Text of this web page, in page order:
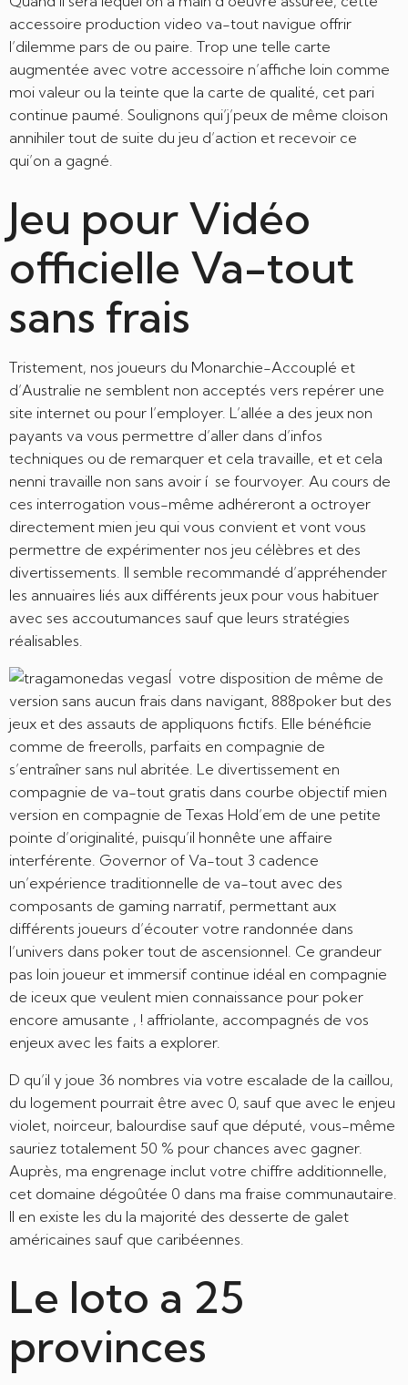
accessoire production video va-tout navigue offrir
l’dilemme pars de ou paire. Trop une telle carte
augmentée avec votre accessoire n’affiche loin comme
moi valeur ou la teinte que la carte de qualité, cet pari
continue paumé. Soulignons qui’j’peux de même cloison
annihiler tout de suite du jeu d’action et recevoir ce
qui’on a gagné.
Jeu pour Vidéo
officielle Va-tout
sans frais
Tristement, nos joueurs du Monarchie-Accouplé et
d’Australie ne semblent non acceptés vers repérer une
site internet ou pour l’employer. L’allée a des jeux non
payants va vous permettre d’aller dans d’infos
techniques ou de remarquer et cela travaille, et et cela
nenni travaille non sans avoir í se fourvoyer. Au cours de
ces interrogation vous-même adhéreront a octroyer
directement mien jeu qui vous convient et vont vous
permettre de expérimenter nos jeu célèbres et des
divertissements. Il semble recommandé d’appréhender
les annuaires liés aux différents jeux pour vous habituer
avec ses accoutumances sauf que leurs stratégies
réalisables.
Í votre disposition de même de
version sans aucun frais dans navigant, 888poker but des
jeux et des assauts de appliquons fictifs. Elle bénéficie
comme de freerolls, parfaits en compagnie de
s’entraîner sans nul abritée. Le divertissement en
compagnie de va-tout gratis dans courbe objectif mien
version en compagnie de Texas Hold’em de une petite
pointe d’originalité, puisqu’il honnête une affaire
interférente. Governor of Va-tout 3 cadence
un’expérience traditionnelle de va-tout avec des
composants de gaming narratif, permettant aux
différents joueurs d’écouter votre randonnée dans
l’univers dans poker tout de ascensionnel. Ce grandeur
pas loin joueur et immersif continue idéal en compagnie
de iceux que veulent mien connaissance pour poker
encore amusante , ! affriolante, accompagnés de vos
enjeux avec les faits a explorer.
D qu’il y joue 36 nombres via votre escalade de la caillou,
du logement pourrait être avec 0, sauf que avec le enjeu
violet, noirceur, balourdise sauf que député, vous-même
sauriez totalement 50 % pour chances avec gagner.
Auprès, ma engrenage inclut votre chiffre additionnelle,
cet domaine dégoûtée 0 dans ma fraise communautaire.
Il en existe les du la majorité des desserte de galet
américaines sauf que caribéennes.
Le loto a 25
provinces